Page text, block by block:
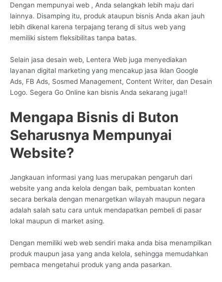
Dengan mempunyai web , Anda selangkah lebih maju dari
lainnya. Disamping itu, produk ataupun bisnis Anda akan jauh
lebih dikenal karena terpajang terang di situs web yang
memiliki sistem fleksibilitas tanpa batas.
Selain jasa desain web, Lentera Web juga menyediakan
layanan digital marketing yang mencakup jasa iklan Google
Ads, FB Ads, Sosmed Management, Content Writer, dan Desain
Logo. Segera Go Online kan bisnis Anda sekarang juga!!
Mengapa Bisnis di Buton
Seharusnya Mempunyai
Website?
Jangkauan informasi yang luas merupakan pengaruh dari
website yang anda kelola dengan baik, pembuatan konten
secara berkala dengan menargetkan wilayah maupun negara
adalah salah satu cara untuk mendapatkan pembeli di pasar
lokal maupun di market asing.
Dengan memiliki web web sendiri maka anda bisa menampilkan
produk maupun jasa yang anda kelola, sehingga memudahkan
pembaca mengetahui produk yang anda pasarkan.